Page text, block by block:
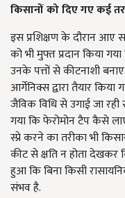
किसानों को दिए गए कई
इस प्रशिक्षण के दौरान आए
को भी मुफ्त प्रदान किया
उनके पत्तों से कीटनाशी
आर्गेनिक्स द्वारा तैयार
जैविक विधि से उगाई जा
गया कि फेरोमोन टैप कैसे
स्प्रे करने का तरीका भी
कीट से क्षति न होता देखकर
हुआ कि बिना किसी
संभव है.